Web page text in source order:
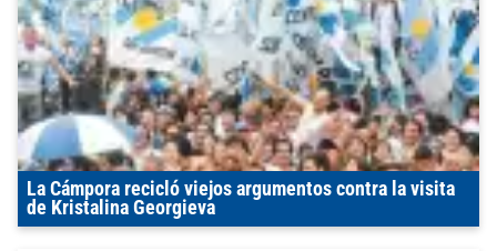
La Cámpora recicló viejos argumentos contra la visita
de Kristalina Georgieva